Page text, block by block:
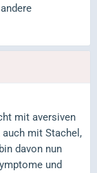
mit aversiven
auch mit Stachel,
davon nun
und